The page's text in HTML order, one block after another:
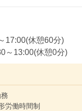
17:00(休憩60分)
～13:00(休憩0分)
労働時間制